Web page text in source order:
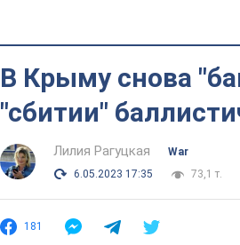
В Крыму снова
"сбитии"
Лилия Рагуцкая
War
6.05.2023 17:35
73,1 т.
181